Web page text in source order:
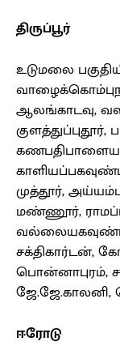
திருப்பூர்
உடுமலை
ஆலங்காடவு,
முத்தூர்,
மண்ணூர்,
சக்திகார்டன்,
பொன்னாபுரம்,
ஈரோடு